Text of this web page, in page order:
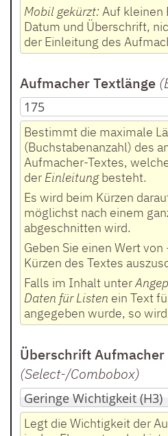
Mobil gekürzt: Auf kleinen
Datum und Überschrift,
der Einleitung des
Aufmacher Textlänge
Bestimmt die maximale
(Buchstabenanzahl) des
Aufmacher-Textes,
derEinleitungbesteht.
Es wird beim Kürzen
möglichst nach einem
abgeschnitten wird.
Geben Sie einen Wert
Kürzen des Textes
Falls im Inhalt unter
Daten für Listen ein Text
angegeben wurde, so
Überschrift Aufmacher
(Select-/Combobox)
Legt die Wichtigkeit der